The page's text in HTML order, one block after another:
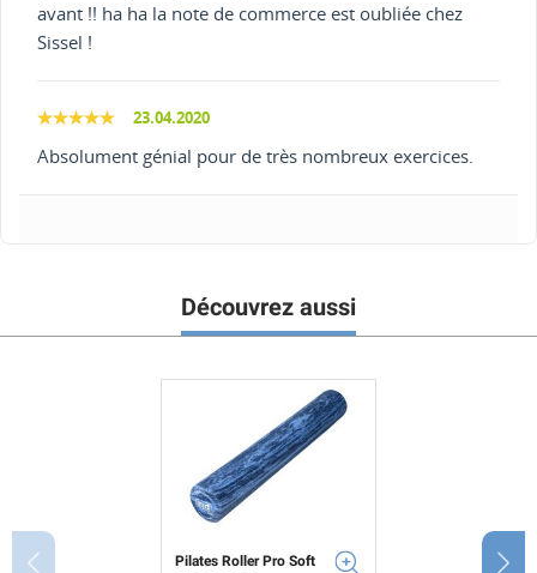
avant !! ha ha la note de commerce est oubliée chez
Sissel !
23.04.2020
Absolument génial pour de très nombreux exercices.
Découvrez aussi
Pilates Roller Pro Soft